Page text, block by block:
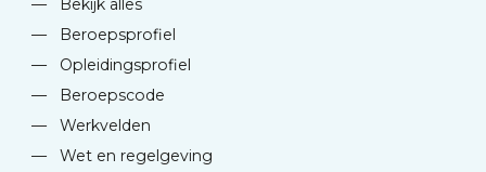
—
Beroepsprofiel
—
Opleidingsprofiel
—
Beroepscode
—
Werkvelden
—
Wet en regelgeving